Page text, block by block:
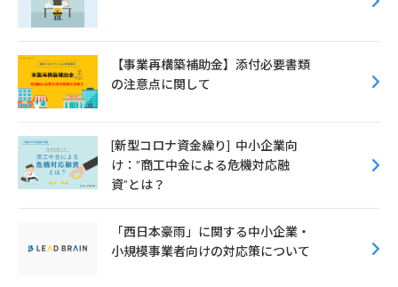
【事業再構築補助金】添付必要書類
の注意点に関して
[新型コロナ資金繰り] 中小企業向
け：”商工中金による危機対応融
資”とは？
「西日本豪雨」に関する中小企業・
小規模事業者向けの対応策について